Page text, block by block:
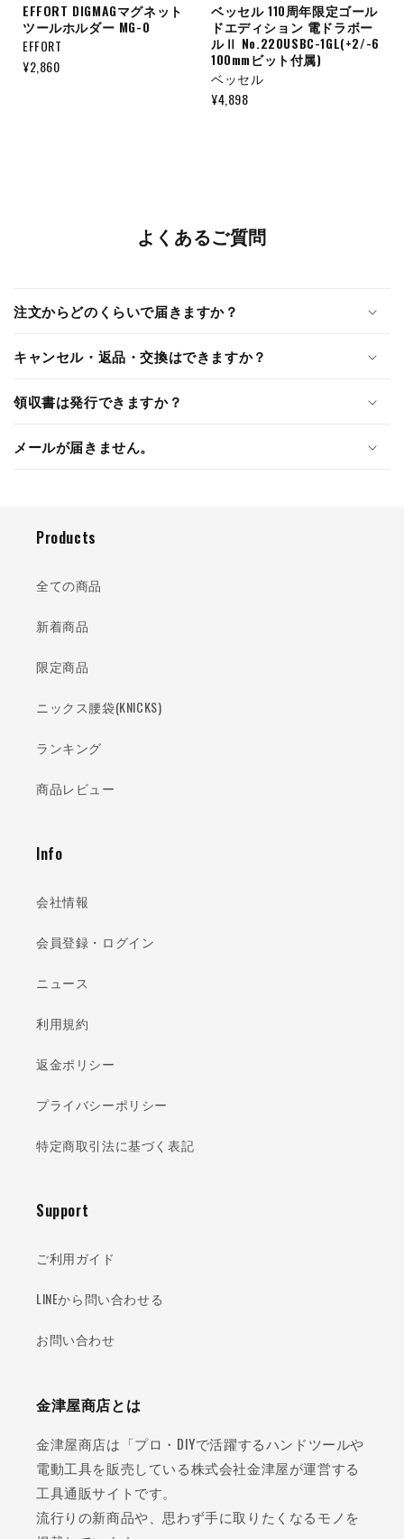
EFFORT DIGMAGマグネット
ツールホルダー MG-0
EFFORT
¥2,860
ベッセル 110周年限定ゴール
ドエディション 電ドラボー
ルⅡ No.220USBC-1GL(+2/-6
100mmビット付属)
ベッセル
¥4,898
よくあるご質問
注文からどのくらいで届きますか？
キャンセル・返品・交換はできますか？
領収書は発行できますか？
メールが届きません。
Products
全ての商品
新着商品
限定商品
ニックス腰袋(KNICKS)
ランキング
商品レビュー
Info
会社情報
会員登録・ログイン
ニュース
利用規約
返金ポリシー
プライバシーポリシー
特定商取引法に基づく表記
Support
ご利用ガイド
LINEから問い合わせる
お問い合わせ
金津屋商店とは
金津屋商店は「プロ・DIYで活躍するハンドツールや
電動工具を販売している株式会社金津屋が運営する
工具通販サイトです。
流行りの新商品や、思わず手に取りたくなるモノを